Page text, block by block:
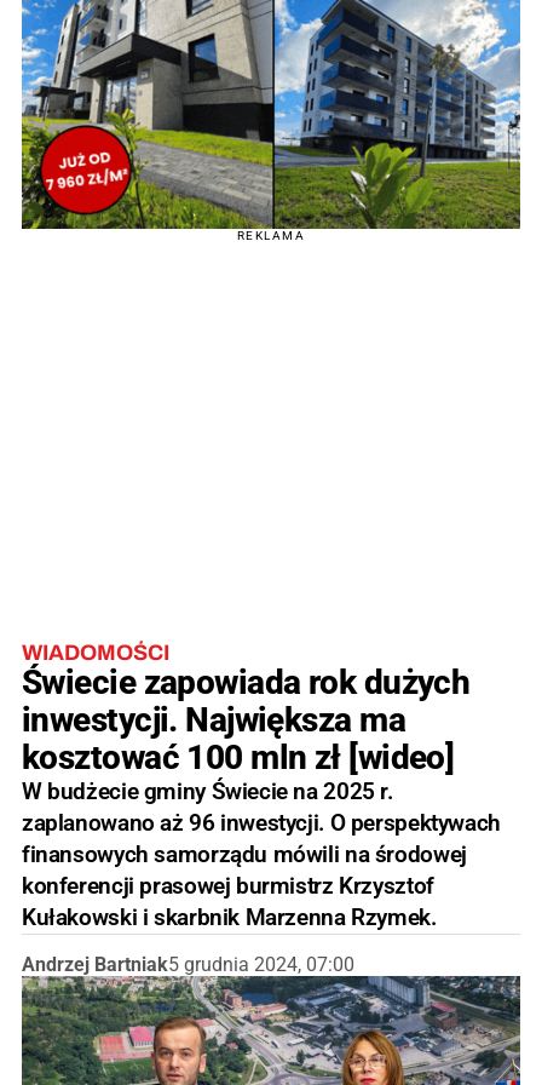
REKLAMA
WIADOMOŚCI
Świecie zapowiada rok dużych
inwestycji. Największa ma
kosztować 100 mln zł [wideo]
W budżecie gminy Świecie na 2025 r.
zaplanowano aż 96 inwestycji. O perspektywach
finansowych samorządu mówili na środowej
konferencji prasowej burmistrz Krzysztof
Kułakowski i skarbnik Marzenna Rzymek.
Andrzej Bartniak5 grudnia 2024, 07:00